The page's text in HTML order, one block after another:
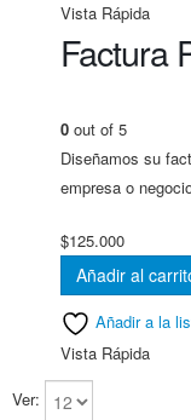
Vista Rápida
Factura
0 out of 5
Diseñamos su
empresa o
$125.000
Añadir al
Añadir a la
Vista Rápida
Ver: